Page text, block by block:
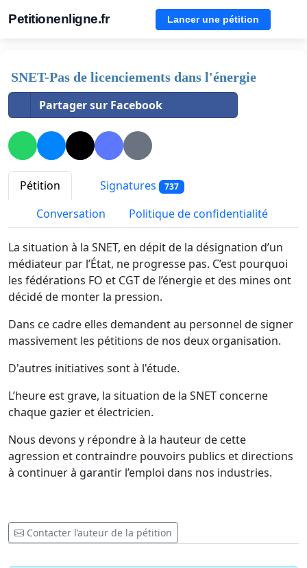
Petitionenligne.fr Lancer une pétition
SNET-Pas de licenciements dans l'énergie
Partager sur Facebook
Pétition Signatures 737
Conversation Politique de confidentialité
La situation à la SNET, en dépit de la désignation d’un
médiateur par l’État, ne progresse pas. C’est pourquoi
les fédérations FO et CGT de l’énergie et des mines ont
décidé de monter la pression.
Dans ce cadre elles demandent au personnel de signer
massivement les pétitions de nos deux organisation.
D'autres initiatives sont à l'étude.
L’heure est grave, la situation de la SNET concerne
chaque gazier et électricien.
Nous devons y répondre à la hauteur de cette
agression et contraindre pouvoirs publics et directions
à continuer à garantir l’emploi dans nos industries.
Contacter l’auteur de la pétition